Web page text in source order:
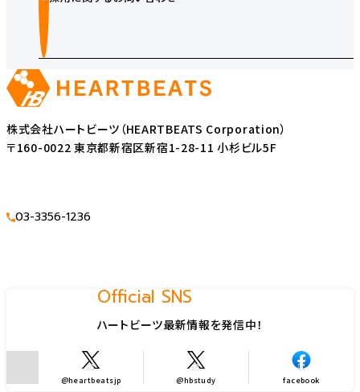
株式会社ハートビーツ（HEARTBEATS Corporation）
〒160-0022 東京都新宿区新宿1-28-11 小杉ビル5F
03-3356-1236
Official SNS
ハートビーツ最新情報を発信中！
@heartbeatsjp @hbstudy facebook